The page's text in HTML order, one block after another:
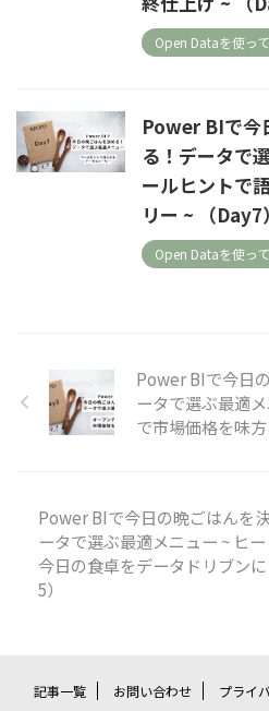
Open Dataを使っ
Power BIで今
る！データで
ールヒントで
リー ~ （Day7）
Open Dataを使っ
Power BIで今日
ータで選ぶ最適
で市場価格を味方
Power BIで今日の晩ごはんを
ータで選ぶ最適メニュー ~ ヒ
今日の食卓をデータドリブン
5）
記事一覧 お問い合わせ プライ